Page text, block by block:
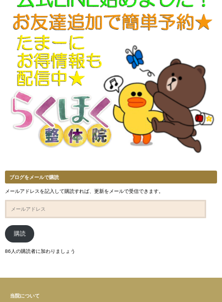
ブログをメールで購読
メールアドレスを記入して購読すれば、更新をメールで受信できます。
ル
ア
ド
レ
購読
86人の購読者に加わりましょう
当院について